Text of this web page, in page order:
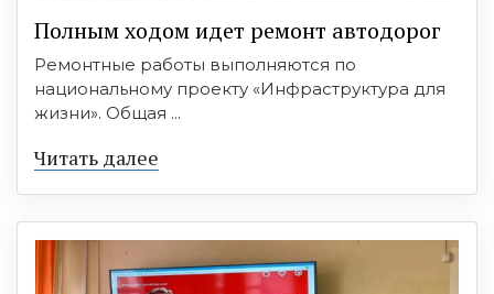
Полным ходом идет ремонт автодорог
Ремонтные работы выполняются по
национальному проекту «Инфраструктура для
жизни». Общая ...
Читать далее